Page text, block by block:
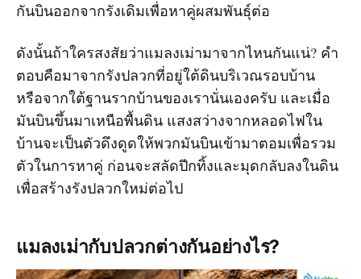
กันบินออกจากรังเดิมเพื่อหาคู่ผสมพันธุ์ต่อ
ดังนั้นถ้าใครสงสัยว่าแมลงเม่ามาจากไหนกันแน่? คำ
ตอบคือมาจากรังปลวกที่อยู่ใต้ดินบริเวณรอบบ้าน
หรือจากใต้ฐานรากบ้านของเรานั่นเองครับ และเมื่อ
มันบินขึ้นมาเหนือพื้นดิน แสงสว่างจากหลอดไฟใน
บ้านจะเป็นตัวดึงดูดให้พวกมันบินเข้ามาตอมเพื่อรวม
ตัวในการหาคู่ ก่อนจะสลัดปีกทิ้งและมุดกลับลงในดิน
เพื่อสร้างรังปลวกใหม่ต่อไป
แมลงเม่ากับปลวกต่างกันอย่างไร?